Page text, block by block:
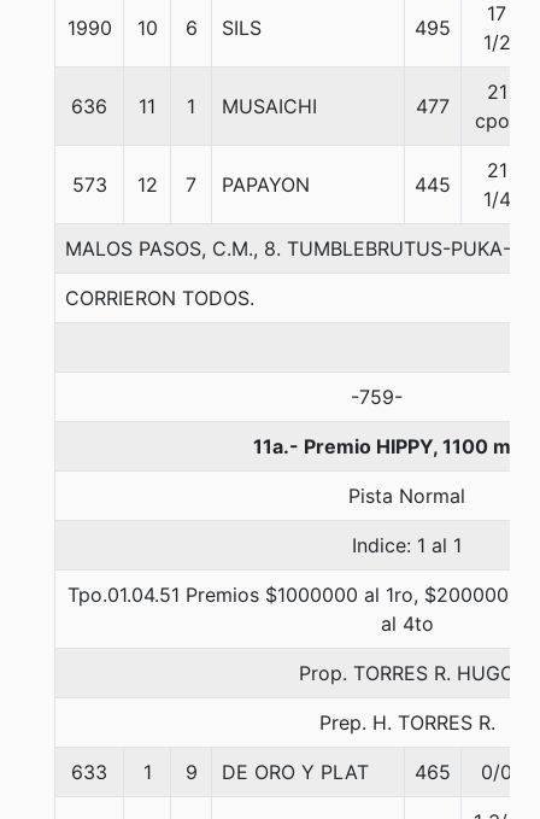
1990 10 6 SILS 495
17
1/2
636 11 1 MUSAICHI 477
21
cpos
573 12 7 PAPAYON 445
21
1/4
MALOS PASOS, C.M., 8. TUMBLEBRUTUS-PUKA-A.
CORRIERON TODOS.
-759-
11a.- Premio HIPPY, 1100
Pista Normal
Indice: 1 al 1
Tpo.01.04.51 Premios $1000000 al 1ro, $200000
al 4to
Prop. TORRES R. HUGO
Prep. H. TORRES R.
633 1 9 DE ORO Y PLAT 465 0/0